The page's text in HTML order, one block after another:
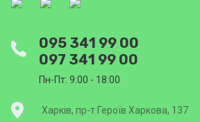
095 341 99 00
097 341 99 00
Пн-Пт: 9:00 - 18:00
Харків, пр-т Героїв Харкова, 137